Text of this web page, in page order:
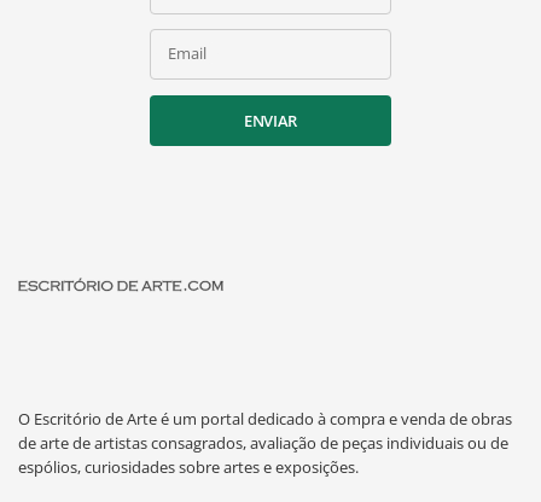
Email
ENVIAR
O Escritório de Arte é um portal dedicado à compra e venda de obras
de arte de artistas consagrados, avaliação de peças individuais ou de
espólios, curiosidades sobre artes e exposições.